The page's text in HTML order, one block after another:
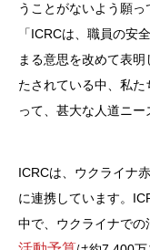
うことがないよう願っ
「ICRCは、職員の安
まる意思を改めて表
たされている中、私
って、甚大な人道ニー
ICRCは、ウクライナ
に連携しています。
中で、ウクライナでの